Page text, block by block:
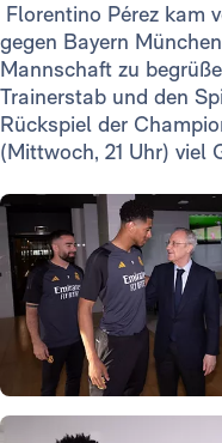
Florentino Pérez kam
gegen Bayern
Mannschaft zu
Trainerstab und den
Rückspiel der
(Mittwoch, 21 Uhr) viel